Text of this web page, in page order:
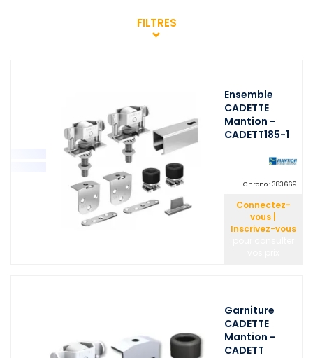
FILTRES
Ensemble
CADETTE
Mantion -
CADETT185-1
Chrono : 383669
Connectez-
vous |
Inscrivez-vous
Garniture
CADETTE
Mantion -
CADETT